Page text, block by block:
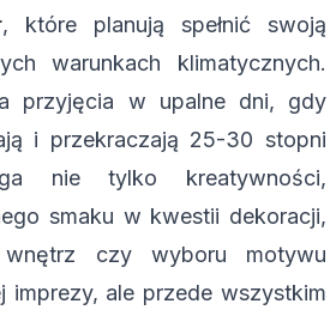
, które planują spełnić swoją
warunkach klimatycznych.
przyjęcia w upalne dni, gdy
i przekraczają 25-30 stopni
nie tylko kreatywności,
smaku w kwestii dekoracji,
wnętrz czy wyboru motywu
imprezy, ale przede wszystkim